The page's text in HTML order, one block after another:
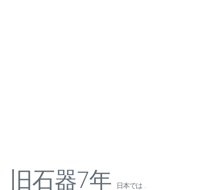
旧石器7年 日本では ...